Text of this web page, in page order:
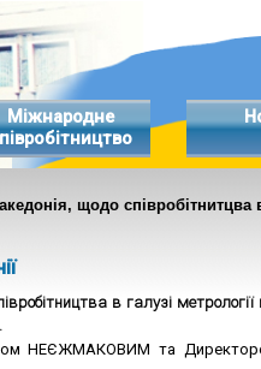
Міжнародне
щодо співробітнитцва в
в галузі метрології
НЕЄЖМАКОВИМ та